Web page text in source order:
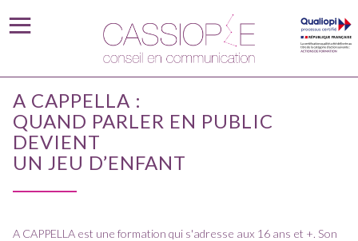
A CAPPELLA :
QUAND PARLER EN PUBLIC
DEVIENT
UN JEU D’ENFANT
A CAPPELLA est une formation qui s'adresse aux 16 ans et +. Son